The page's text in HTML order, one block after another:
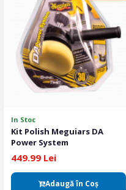
In Stoc
Kit Polish Meguiars DA
Power System
449.99 Lei
Adaugă în Coş